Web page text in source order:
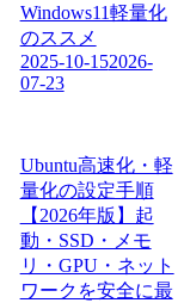
Windows11軽量化
のススメ
2025-10-152026-
07-23
Ubuntu高速化・軽
量化の設定手順
【2026年版】起
動・SSD・メモ
リ・GPU・ネット
ワークを安全に最